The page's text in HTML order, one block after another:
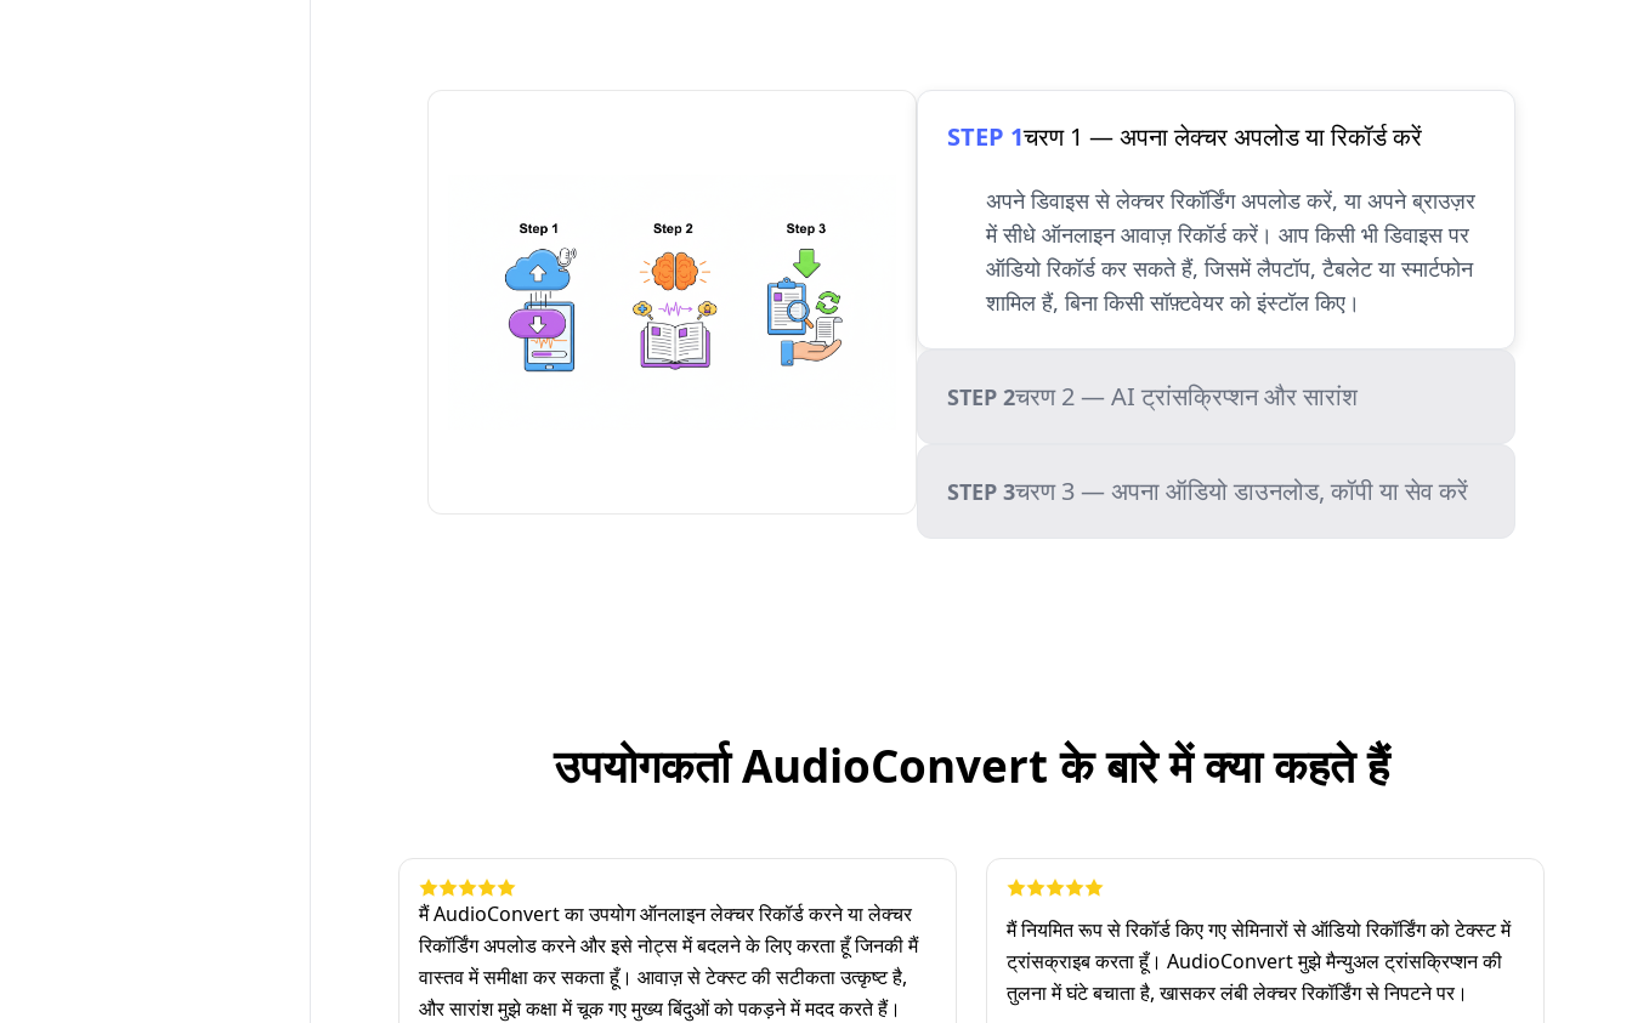
STEP 1चरण 1 — अपना लेक्चर अपलोड या रिकॉर्ड करें
अपने डिवाइस से लेक्चर रिकॉर्डिंग अपलोड करें, या अपने ब्राउज़र
में सीधे ऑनलाइन आवाज़ रिकॉर्ड करें। आप किसी भी डिवाइस पर
ऑडियो रिकॉर्ड कर सकते हैं, जिसमें लैपटॉप, टैबलेट या स्मार्टफोन
शामिल हैं, बिना किसी सॉफ़्टवेयर को इंस्टॉल किए।
STEP 2चरण 2 — AI ट्रांसक्रिप्शन और सारांश
STEP 3चरण 3 — अपना ऑडियो डाउनलोड, कॉपी या सेव करें
उपयोगकर्ता AudioConvert के बारे में क्या कहते हैं
मैं AudioConvert का उपयोग ऑनलाइन लेक्चर रिकॉर्ड करने या लेक्चर
रिकॉर्डिंग अपलोड करने और इसे नोट्स में बदलने के लिए करता हूँ जिनकी मैं
वास्तव में समीक्षा कर सकता हूँ। आवाज़ से टेक्स्ट की सटीकता उत्कृष्ट है,
और सारांश मुझे कक्षा में चूक गए मुख्य बिंदुओं को पकड़ने में मदद करते हैं।
मैं नियमित रूप से रिकॉर्ड किए गए सेमिनारों से ऑडियो रिकॉर्डिंग को टेक्स्ट में
ट्रांसक्राइब करता हूँ। AudioConvert मुझे मैन्युअल ट्रांसक्रिप्शन की
तुलना में घंटे बचाता है, खासकर लंबी लेक्चर रिकॉर्डिंग से निपटने पर।